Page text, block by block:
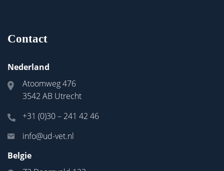
Contact
Nederland
Atoomweg 476
3542 AB Utrecht
+31 (0)30 – 241 42 46
info@ud-vet.nl
Belgie